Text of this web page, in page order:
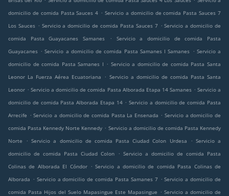
domicilio de comida Pasta Sauces 4 . Servicio a domicilio de comida Pasta Sauces 7
Los Sauces . Servicio a domicilio de comida Pasta Sauces 7 . Servicio a domicilio de
comida Pasta Guayacanes Samanes
.
Servicio a domicilio de comida Pasta
Guayacanes . Servicio a domicilio de comida Pasta Samanes I Samanes . Servicio a
domicilio de comida Pasta Samanes I . Servicio a domicilio de comida Pasta Santa
Leonor La Fuerza Aérea Ecuatoriana
. Servicio a domicilio de comida Pasta Santa
Leonor . Servicio a domicilio de comida Pasta Alborada Etapa 14 Samanes . Servicio a
domicilio de comida Pasta Alborada Etapa 14 . Servicio a domicilio de comida Pasta
Arrecife . Servicio a domicilio de comida Pasta La Ensenada . Servicio a domicilio de
comida Pasta Kennedy Norte Kennedy . Servicio a domicilio de comida Pasta Kennedy
Norte
. Servicio a domicilio de comida Pasta Ciudad Colon Urdesa . Servicio a
domicilio de comida Pasta Ciudad Colon
. Servicio a domicilio de comida Pasta
Colinas de Alborada El Cóndor
. Servicio a domicilio de comida Pasta Colinas de
Alborada . Servicio a domicilio de comida Pasta Samanes 7 . Servicio a domicilio de
comida Pasta Hijos del Suelo Mapasingue Este Mapasingue . Servicio a domicilio de